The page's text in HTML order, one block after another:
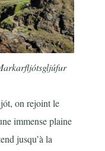
on rejoint le
immense plaine
jusqu’à la